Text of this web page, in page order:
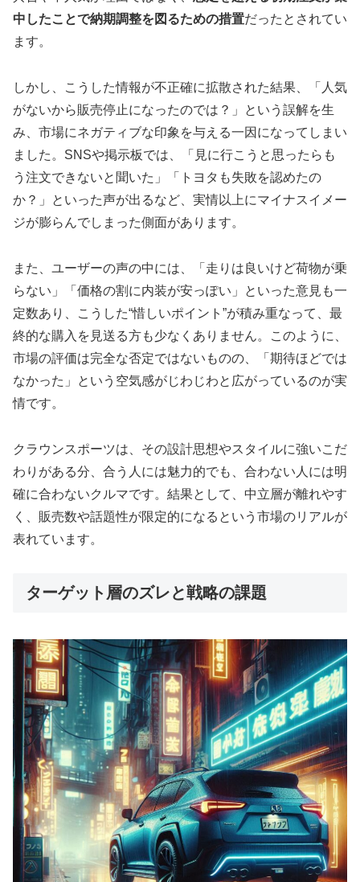
中したことで納期調整を図るための措置だったとされてい
ます。
しかし、こうした情報が不正確に拡散された結果、「人気
がないから販売停止になったのでは？」という誤解を生
み、市場にネガティブな印象を与える一因になってしまい
ました。SNSや掲示板では、「見に行こうと思ったらも
う注文できないと聞いた」「トヨタも失敗を認めたの
か？」といった声が出るなど、実情以上にマイナスイメー
ジが膨らんでしまった側面があります。
また、ユーザーの声の中には、「走りは良いけど荷物が乗
らない」「価格の割に内装が安っぽい」といった意見も一
定数あり、こうした“惜しいポイント”が積み重なって、最
終的な購入を見送る方も少なくありません。このように、
市場の評価は完全な否定ではないものの、「期待ほどでは
なかった」という空気感がじわじわと広がっているのが実
情です。
クラウンスポーツは、その設計思想やスタイルに強いこだ
わりがある分、合う人には魅力的でも、合わない人には明
確に合わないクルマです。結果として、中立層が離れやす
く、販売数や話題性が限定的になるという市場のリアルが
表れています。
ターゲット層のズレと戦略の課題